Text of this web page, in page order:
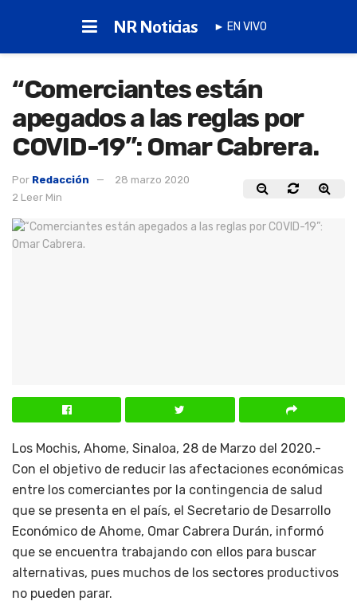
NR Noticias ► EN VIVO
“Comerciantes están
apegados a las reglas por
COVID-19”: Omar Cabrera.
Por Redacción
28 marzo 2020
2 Leer Min
Los Mochis, Ahome, Sinaloa, 28 de Marzo del 2020.-
Con el objetivo de reducir las afectaciones económicas
entre los comerciantes por la contingencia de salud
que se presenta en el país, el Secretario de Desarrollo
Económico de Ahome, Omar Cabrera Durán, informó
que se encuentra trabajando con ellos para buscar
alternativas, pues muchos de los sectores productivos
no pueden parar.